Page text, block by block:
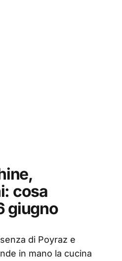
cosa
giugno
di Poyraz e
in mano la cucina